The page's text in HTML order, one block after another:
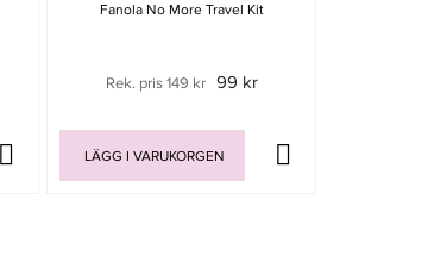
Fanola No More Travel Kit
Rek. pris 149 kr 99 kr
LÄGG I VARUKORGEN